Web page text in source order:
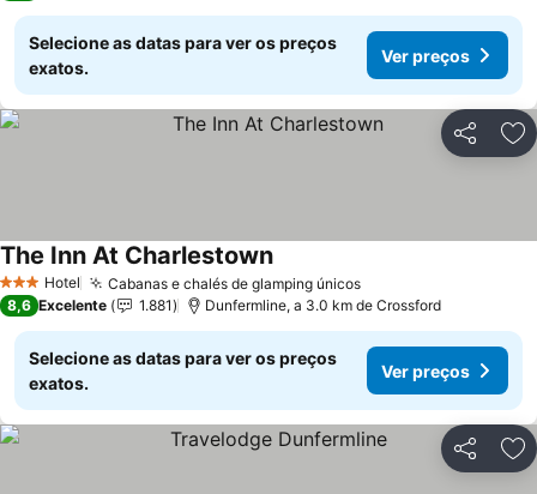
Selecione as datas para ver os preços
exatos.
Ver preços
Partilhar
3 EstrelasHotel Cabanas e chalés de glamping únicosVer preços
The Inn At CharlestownVer preços
8,6 Excelente 1.881 Dunfermline, a 3.0 km de Crossford
Selecione as datas para ver os preços
exatos.
Ver preços
Partilhar